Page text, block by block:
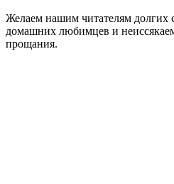
Желаем нашим читателям долгих
домашних любимцев и
прощания.